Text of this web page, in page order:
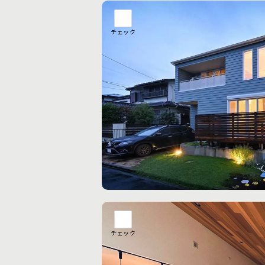
チェック
チェック